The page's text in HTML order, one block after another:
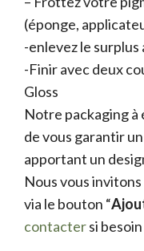
(éponge,
-enlevez le
-Finir avec deux
Gloss
Notre packaging
de vous garantir
apportant un
Nous vous
via le bouton “
contactersi